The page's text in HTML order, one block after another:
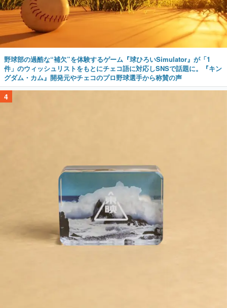
野球部の過酷な“補欠”を体験するゲーム『球ひろいSimulator』が「1
件」のウィッシュリストをもとにチェコ語に対応しSNSで話題に。『キン
グダム・カム』開発元やチェコのプロ野球選手から称賛の声
4